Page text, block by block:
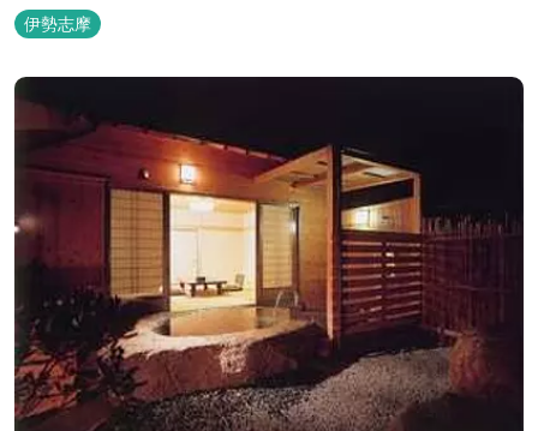
へ、ようきたなあ」。鳥羽市の南端「相差(おうさつ)」は太平洋に
面したみなと町。相差の海は、おいしい海産物、海女さん、美しい
れた「しあわせの海」です。...
伊勢志摩